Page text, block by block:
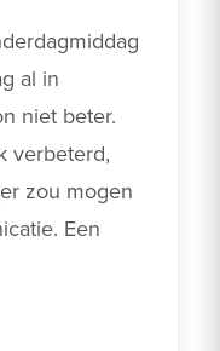
al in
niet beter.
verbeterd,
zou mogen
Een